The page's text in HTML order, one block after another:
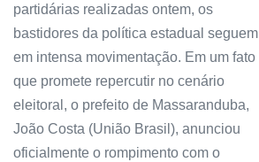
partidárias realizadas ontem, os
bastidores da política estadual seguem
em intensa movimentação. Em um fato
que promete repercutir no cenário
eleitoral, o prefeito de Massaranduba,
João Costa (União Brasil), anunciou
oficialmente o rompimento com o